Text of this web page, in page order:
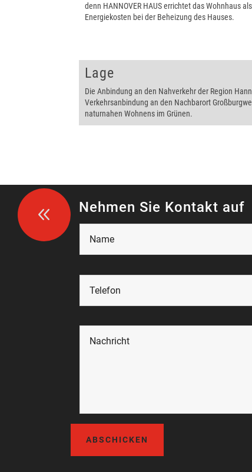
denn HANNOVER HAUS errichtet das Wohnhaus
Energiekosten bei der Beheizung des Hauses.
Lage
Die Anbindung an den Nahverkehr der Region
Verkehrsanbindung an den Nachbarort
naturnahen Wohnens im Grünen.
Nehmen Sie Kontakt auf
ABSCHICKEN
8